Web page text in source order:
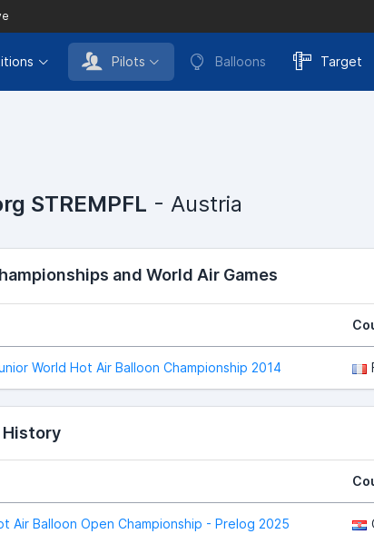
Pilots Balloons Target
STREMPFL - Austria
and World Air Games
World Hot Air Balloon Championship 2014
Air Balloon Open Championship - Prelog 2025